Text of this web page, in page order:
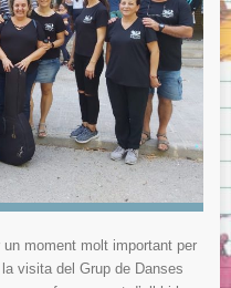
moment molt important per
visita del Grup de Danses